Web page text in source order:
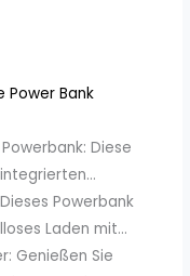
Power Bank
Diese
Powerbank
Laden mit...
Genießen Sie